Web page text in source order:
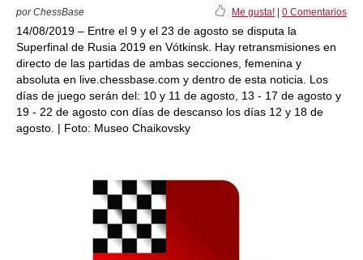
por ChessBase Me gusta! 0 Comentarios
14/08/2019 – Entre el 9 y el 23 de agosto se disputa la
Superfinal de Rusia 2019 en Vótkinsk. Hay retransmisiones en
directo de las partidas de ambas secciones, femenina y
absoluta en live.chessbase.com y dentro de esta noticia. Los
días de juego serán del: 10 y 11 de agosto, 13 - 17 de agosto y
19 - 22 de agosto con días de descanso los días 12 y 18 de
agosto. | Foto: Museo Chaikovsky